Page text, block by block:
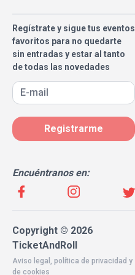
Regístrate y sigue tus eventos
favoritos para no quedarte
sin entradas y estar al tanto
de todas las novedades
Registrarme
Encuéntranos en:
Copyright © 2026
TicketAndRoll
Aviso legal , política de privacidad y
de cookies